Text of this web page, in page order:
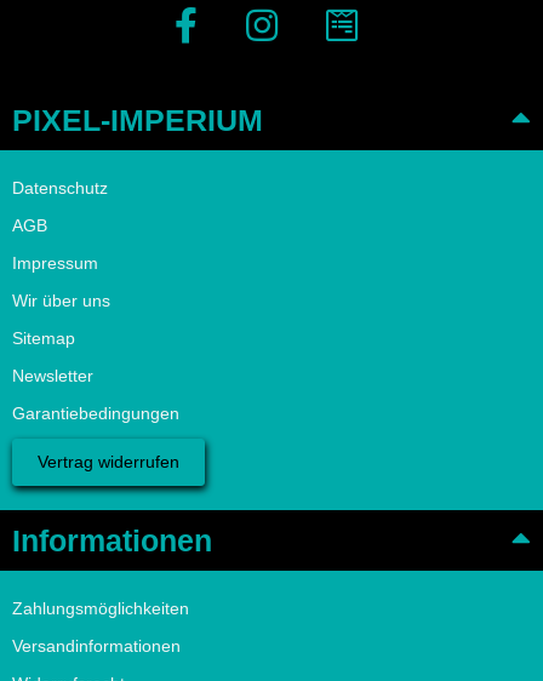
PIXEL-IMPERIUM
Datenschutz
AGB
Impressum
Wir über uns
Sitemap
Newsletter
Garantiebedingungen
Vertrag widerrufen
Informationen
Zahlungsmöglichkeiten
Versandinformationen